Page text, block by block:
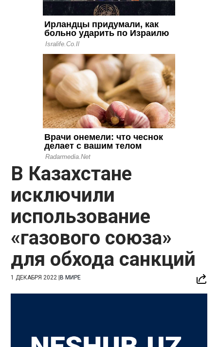
В Казахстане
исключили
использование
«газового союза»
для обхода санкций
1 ДЕКАБРЯ 2022 |В МИРЕ